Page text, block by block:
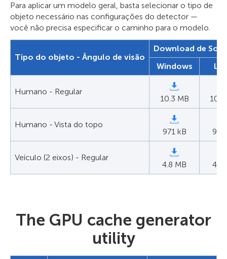
Para aplicar um modelo geral, basta selecionar o tipo de
objeto necessário nas configurações do detector —
você não precisa especificar o caminho para o modelo.
Tipo do objeto - Ângulo de visão
Download de
Windows
Humano - Regular
10.3 MB 10.3
Humano - Vista do topo
971 kB 971
Veículo (2 eixos) - Regular
4.8 MB 4.8
The GPU cache generator
utility